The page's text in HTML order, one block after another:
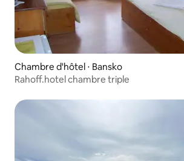
Chambre d'hôtel ⋅ Bansko
Rahoff.hotel chambre triple